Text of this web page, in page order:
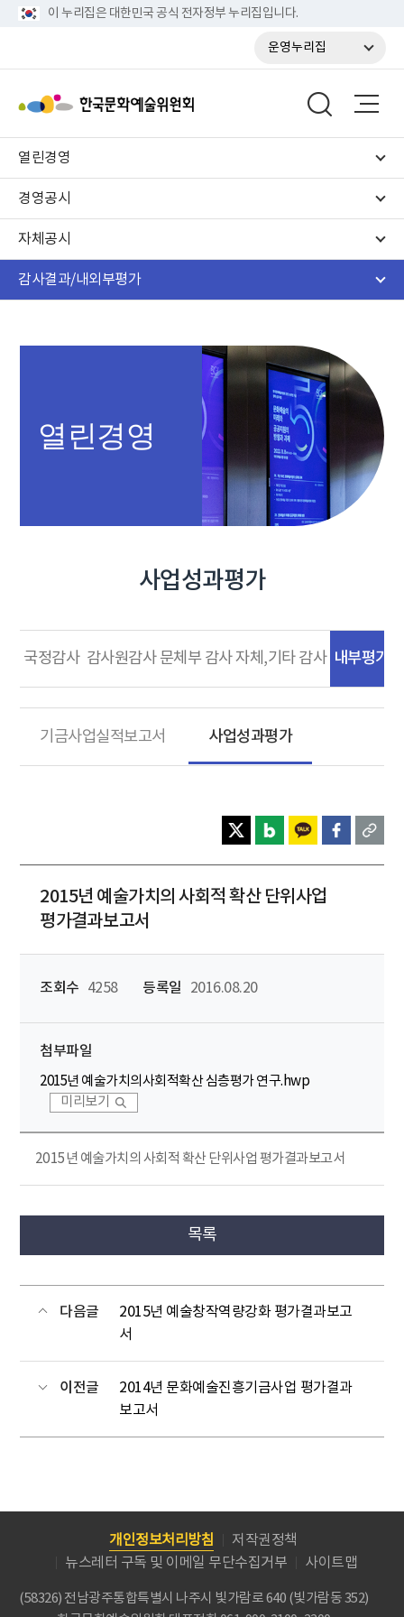
이 누리집은 대한민국 공식 전자정부 누리집입니다.
운영누리집
열린경영
경영공시
자체공시
감사결과/내외부평가
열린경영
사업성과평가
국정감사 감사원감사 문체부 감사자체,기타 감사 내부평가
기금사업실적보고서 사업성과평가
2015년 예술가치의 사회적 확산 단위사업
평가결과보고서
조회수 4258 등록일 2016.08.20
첨부파일
2015년 예술가치의사회적확산 심층평가 연구.hwp
미리보기
2015년 예술가치의 사회적 확산 단위사업 평가결과보고서
목록
다음글
2015년 예술창작역량강화 평가결과보고
서
이전글
2014년 문화예술진흥기금사업 평가결과
보고서
개인정보처리방침
저작권정책
뉴스레터 구독 및 이메일 무단수집거부
사이트맵
(58326) 전남광주통합특별시 나주시 빛가람로 640 (빛가람동 352)